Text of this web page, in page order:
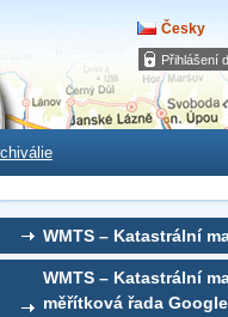
Přihlášení
Česky
WMTS – Katastrální
WMTS – Katastrální
měřítková řada Google